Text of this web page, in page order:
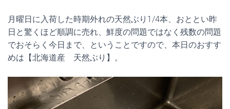
月曜日に入荷した時期外れの天然ぶり1/4本、おととい昨
日と驚くほど順調に売れ、鮮度の問題ではなく残数の問題
でおそらく今日まで、ということですので、本日のおすす
めは【北海道産 天然ぶり】。